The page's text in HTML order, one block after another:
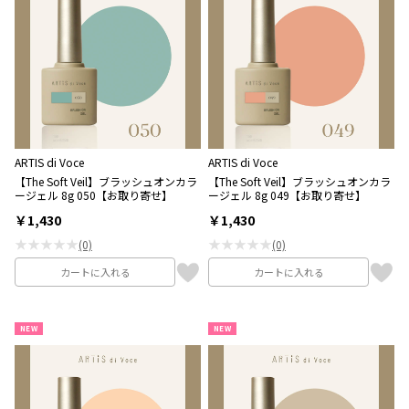
ARTIS di Voce
【The Soft Veil】ブラッシュオンカラ
ージェル 8g 050【お取り寄せ】
￥1,430
★★★★★(0)
カートに入れる
ARTIS di Voce
【The Soft Veil】ブラッシュオンカラ
ージェル 8g 049【お取り寄せ】
￥1,430
★★★★★(0)
カートに入れる
NEW NEW